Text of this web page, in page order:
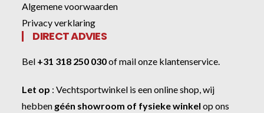
Algemene voorwaarden
Privacy verklaring
DIRECT ADVIES
Bel +31 318 250 030ofmail onze klantenservice.
Let op :Vechtsportwinkel is een online shop, wij
hebben géén showroom of fysieke winkel op ons